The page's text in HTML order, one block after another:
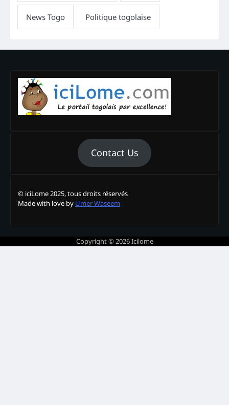
Contact Us
© iciLome 2025, tous droits réservés
Made with love by Umer Waseem
Copyright © 2026Icilome